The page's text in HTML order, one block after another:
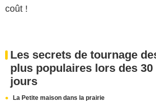
coût !
Les secrets de tournage
plus populaires lors des
jours
La Petite maison dans la prairie